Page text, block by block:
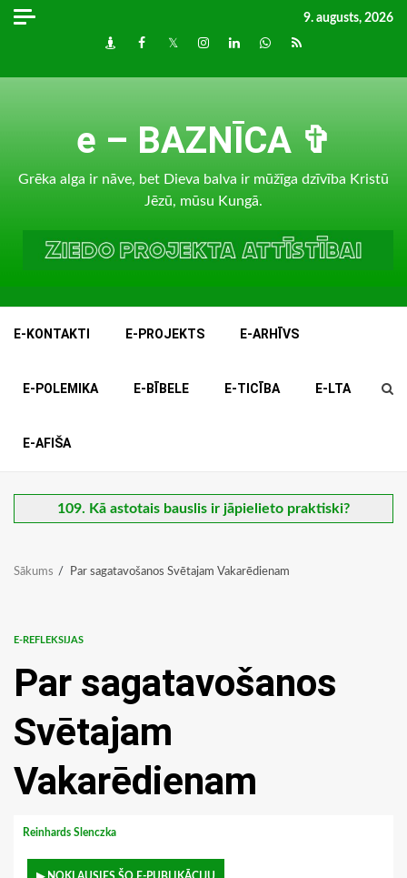
Skip
9. augusts, 2026
DraugiemFacebook
TwitterInstagram
LinkedInwhatsapp
RSS
e – BAZNĪCA ✞
Grēka alga ir nāve, bet Dieva balva ir mūžīga dzīvība Kristū
Jēzū, mūsu Kungā.
E-KONTAKTI E-PROJEKTS E-ARHĪVS
E-POLEMIKA E-BĪBELE E-TICĪBA E-LTA
E-AFIŠA
109. Kā astotais bauslis ir jāpielieto praktiski?
Sākums Par sagatavošanos Svētajam Vakarēdienam
E-REFLEKSIJAS
Par sagatavošanos
Svētajam
Vakarēdienam
Reinhards Slenczka